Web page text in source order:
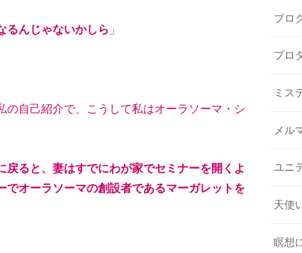
るんじゃないかしら 」
の自己紹介で、こうして私はオーラソーマ・シ
ると、妻はすでにわが家でセミナーを開くよ
でオーラソーマの創設者であるマーガレットを
ブロ
プロ
ミス
メル
ユニ
天使
瞑想